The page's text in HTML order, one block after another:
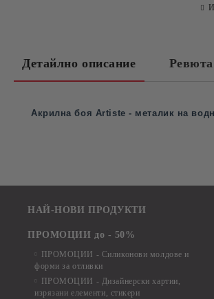
Детайлно описание Ревюта
Акрилна боя Artiste - металик на
НАЙ-НОВИ ПРОДУКТИ
ПРОМОЦИИ до - 50%
ПРОМОЦИИ - Силиконови молдове и
форми за отливки
ПРОМОЦИИ - Дизайнерски хартии,
изрязани елементи, стикери